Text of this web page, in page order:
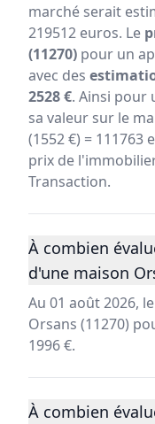
marché serait
219512 euros. Le
(11270) pour un
avec des
2528 €. Ainsi pour
sa valeur sur le
(1552 €) = 111763
prix de
Transaction.
À combien
d'une maison
Au 01 août 2026,
Orsans (11270)
1996 €.
À combien